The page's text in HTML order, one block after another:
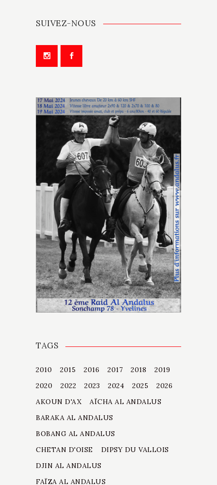
SUIVEZ-NOUS
TAGS
2010 2015 2016 2017 2018
2019
2020
2022 2023 2024 2025
2026
AKOUN D'AX
AÏCHA AL ANDALUS
BARAKA AL ANDALUS
BOBANG AL ANDALUS
CHETAN D'OISE
DIPSY DU VALLOIS
DJIN AL ANDALUS
FAÏZA AL ANDALUS